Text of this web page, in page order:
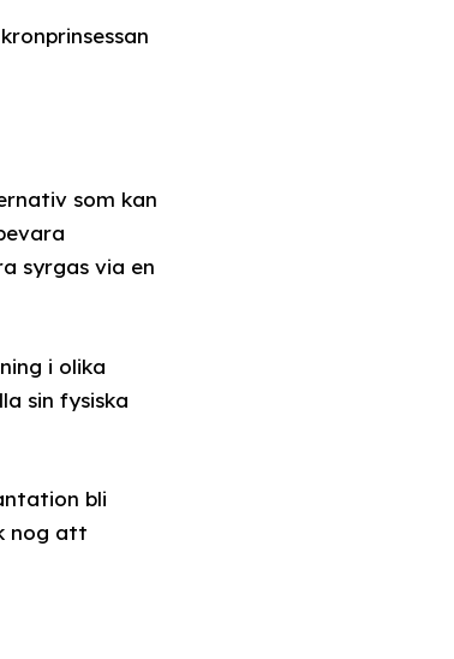
som kan
syrgas via en
i olika
sin fysiska
bli
nog att